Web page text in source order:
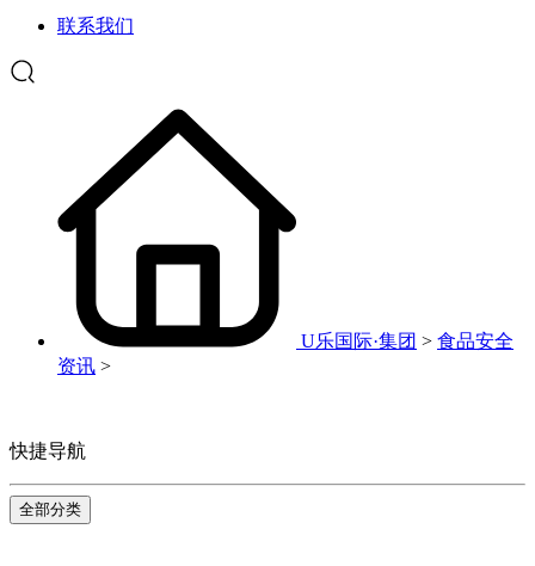
联系我们
U乐国际·集团 > 食品安全
资讯 >
快捷导航
全部分类